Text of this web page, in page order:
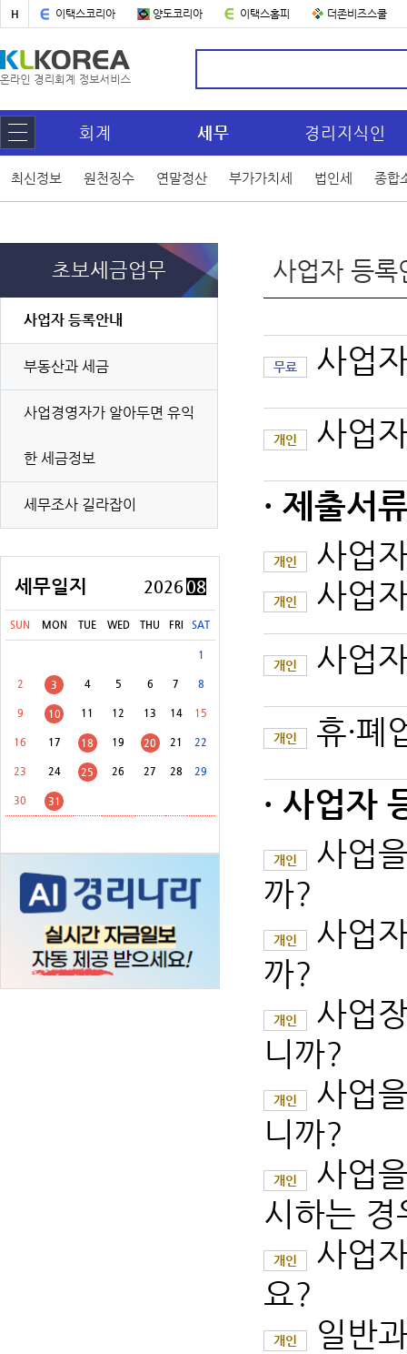
H 이택스코리아 양도코리아 이택스홈피 더존비즈스쿨
회계 세무 경리지식인
최신정보 원천징수 연말정산 부가가치세 법인세 종합
초보세금업무
사업자 등록안내
부동산과 세금
사업경영자가 알아두면 유익
한 세금정보
세무조사 길라잡이
세무일지 2026 08
SUN MON TUE WED THU FRI SAT
1
2 3 4 5 6 7 8
9 10 11 12 13 14 15
16 17 18 19 20 21 22
23 24 25 26 27 28 29
30 31
[8월 31일(월)]교통·에너지·환경세(교육세 포함) 신고납부
[8월 31일(월)] 교육세(금융·보험업자) 중간예납
사업자 등록
무료 사업
개인 사업
· 제출서
개인 사업
개인 사업
개인 사업
개인 휴·폐
· 사업자
개인
사업
까?
개인
사업
까?
개인
사업
니까?
개인
사업
니까?
개인
사업
시하는
개인
사업
요?
개인 일반